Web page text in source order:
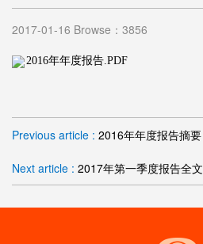
2017-01-16 Browse：3856
2016年年度报告.PDF
Previous article : 2016年年度报告摘要
Next article : 2017年第一季度报告全文